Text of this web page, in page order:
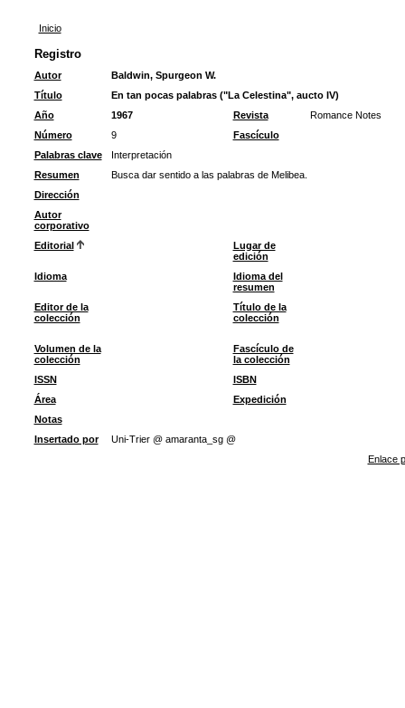
Inicio
Registro
Autor
Baldwin, Spurgeon W.
Título
En tan pocas palabras ("La Celestina", aucto IV)
Año
1967 Revista
Romance Notes
Número
9
Fascículo
Palabras clave
Interpretación
Resumen
Busca dar sentido a las palabras de Melibea.
Dirección
Autor
corporativo
Editorial
Lugar de
edición
Idioma
Idioma del
resumen
Editor de la
colección
Título de la
colección
Volumen de la
colección
Fascículo de
la colección
ISSN
ISBN
Área
Expedición
Notas
Insertado por
Uni-Trier @ amaranta_sg @
Enlace